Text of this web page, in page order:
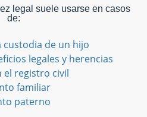
legal suele usarse en casos
de:
de un hijo
legales y herencias
el registro civil
familiar
paterno